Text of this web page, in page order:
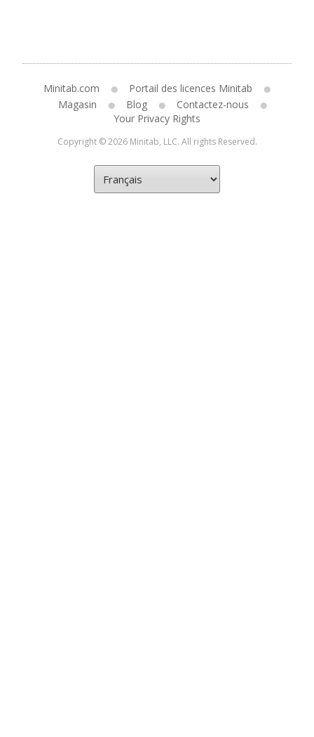
Minitab.com
Portail des licences Minitab
Magasin
Blog
Contactez-nous
Your Privacy Rights
Copyright © 2026 Minitab, LLC. All rights Reserved.